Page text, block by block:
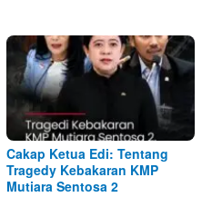
Cakap Ketua Edi: Tentang
Tragedy Kebakaran KMP
Mutiara Sentosa 2